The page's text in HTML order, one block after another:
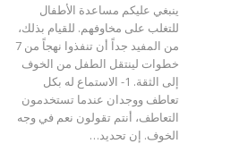
ينبغي عليكم مساعدة الأطفال
للتغلب على مخاوفهم. للقيام بذلك،
من المفيد جداً أن تنفذوا نهجاً من 7
خطوات لينتقل الطفل من الخوف
إلى الثقة.
1- الاستماع له بكل
تعاطف ووجدان عندما تستخدمون
التعاطف، أنتم تقولون نعم في وجه
الخوف. إن تحديد…